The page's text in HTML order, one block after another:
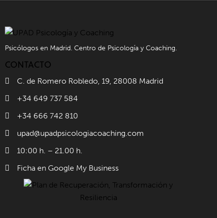
Psicólogos en Madrid. Centro de Psicología y Coaching.
CONTACTO
C. de Romero Robledo, 19, 28008 Madrid
+34 649 737 584
+34 666 742 810
upad@upadpsicologiacoaching.com
10:00 h. – 21.00 h.
Ficha en Google My Business